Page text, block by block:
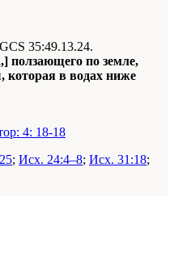
35:49.13.24.
ползающего по земле,
которая в водах ниже
4: 18-18
; Исх. 24:4–8; Исх. 31:18;